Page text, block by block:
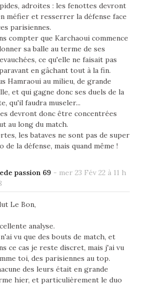
adroites : les fenottes devront
méfier et resserrer la défense face
parisiennes.
compter que Karchaoui commence
sa balle au terme de ses
ce qu'elle ne faisait pas
en gâchant tout à la fin.
Hamraoui au milieu, de grande
et qui gagne donc ses duels de la
qu'il faudra museler...
devront donc être concentrées
au long du match.
les bataves ne sont pas de super
de la défense, mais quand même !
passion 69 - mer 23 Fév 22 à 11 h
Le Bon,
analyse.
vu que des bouts de match, et
ce cas je reste discret, mais j'ai vu
toi, des parisiennes au top.
des leurs était en grande
hier, et particulièrement le duo